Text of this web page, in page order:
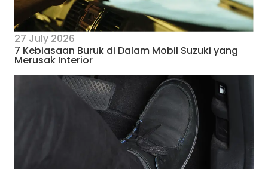
27 July 2026
7 Kebiasaan Buruk di Dalam Mobil Suzuki yang
Merusak Interior